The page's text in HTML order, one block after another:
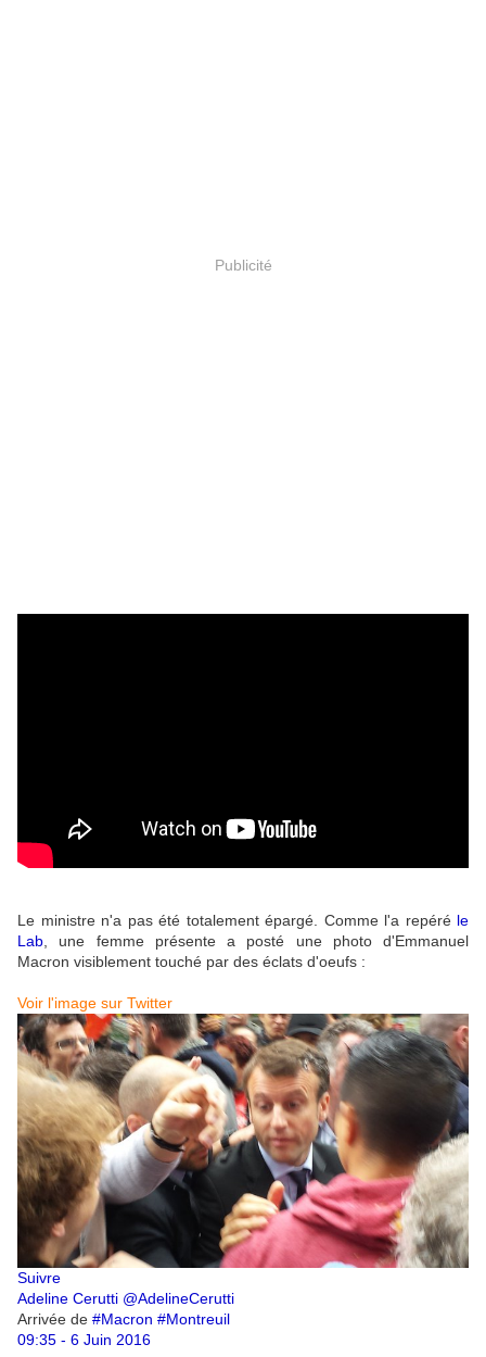
Publicité
Le ministre n'a pas été totalement épargé. Comme l'a repéré le
Lab , une femme présente a posté une photo d'Emmanuel
Macron visiblement touché par des éclats d'oeufs :
Voir l'image sur Twitter
Suivre
Adeline Cerutti @AdelineCerutti
Arrivée de #Macron #Montreuil
09:35 - 6 Juin 2016